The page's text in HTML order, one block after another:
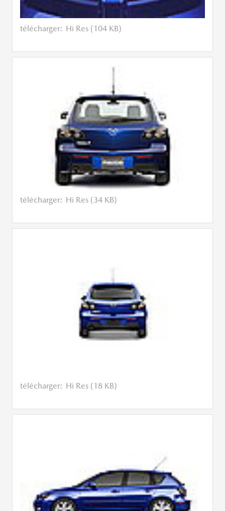
télécharger: Hi Res (104 KB)
télécharger: Hi Res (34 KB)
télécharger: Hi Res (18 KB)